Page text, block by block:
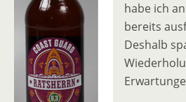
habe ich
bereits
Deshalb